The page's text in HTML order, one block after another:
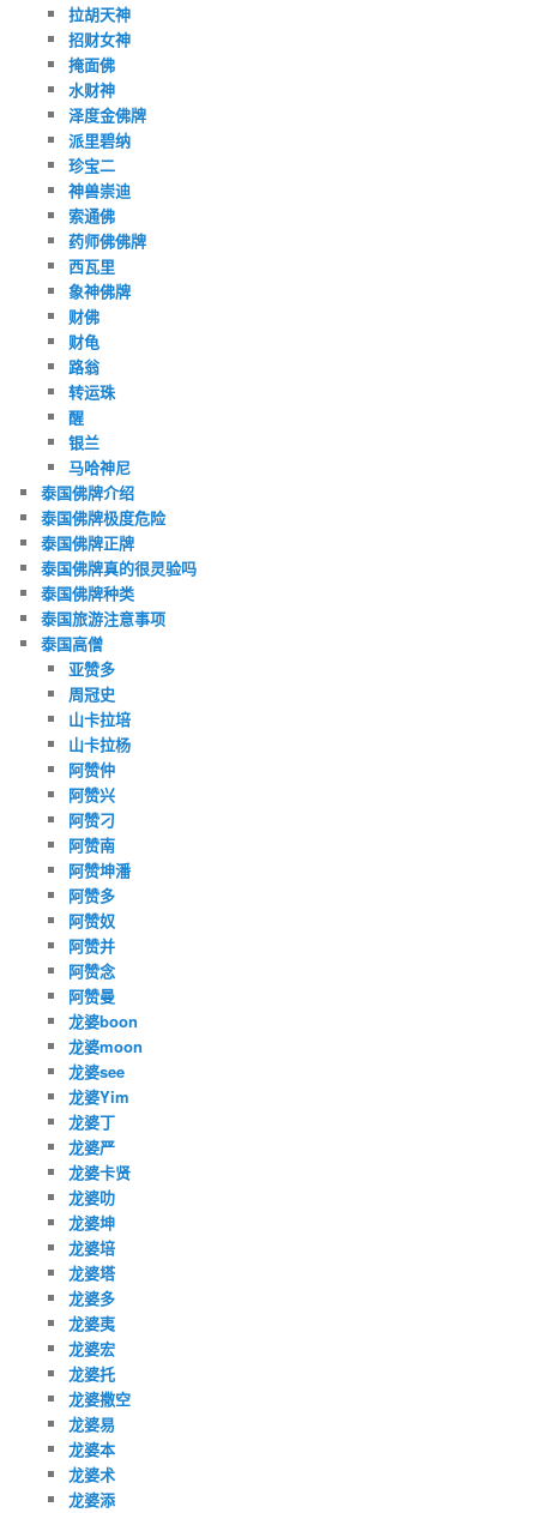
拉胡天神
招财女神
掩面佛
水财神
泽度金佛牌
派里碧纳
珍宝二
神兽崇迪
索通佛
药师佛佛牌
西瓦里
象神佛牌
财佛
财龟
路翁
转运珠
醒
银兰
马哈神尼
泰国佛牌介绍
泰国佛牌极度危险
泰国佛牌正牌
泰国佛牌真的很灵验吗
泰国佛牌种类
泰国旅游注意事项
泰国高僧
亚赞多
周冠史
山卡拉培
山卡拉杨
阿赞仲
阿赞兴
阿赞刁
阿赞南
阿赞坤潘
阿赞多
阿赞奴
阿赞并
阿赞念
阿赞曼
龙婆boon
龙婆moon
龙婆see
龙婆Yim
龙婆丁
龙婆严
龙婆卡贤
龙婆叻
龙婆坤
龙婆培
龙婆塔
龙婆多
龙婆夷
龙婆宏
龙婆托
龙婆撒空
龙婆易
龙婆本
龙婆术
龙婆添